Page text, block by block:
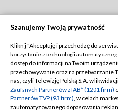
Abonament TVP
Emisja w TVP
Centrum informacji TVP
Polityka
Moje
Szanujemy Twoją prywatność
Kliknij "Akceptuję i przechodzę do
korzystanie z technologii
dostęp do informacji na Twoim
przechowywanie oraz na przetwarzanie
nas, czyli Telewizję Polską S.A. w
Zaufanych Partnerów z IAB* (1201 firm)
Partnerów TVP (93 firm), w celach
zautomatyzowanego dopasowania